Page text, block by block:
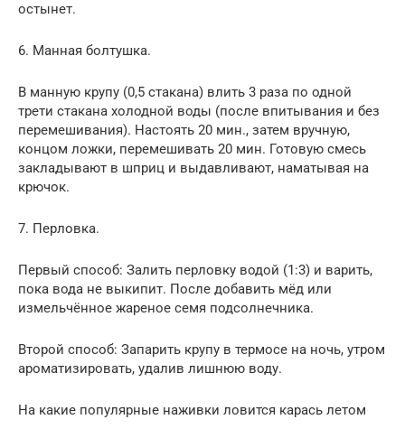
остынет.
6. Манная болтушка.
В манную крупу (0,5 стакана) влить 3 раза по одной
трети стакана холодной воды (после впитывания и без
перемешивания). Настоять 20 мин., затем вручную,
концом ложки, перемешивать 20 мин. Готовую смесь
закладывают в шприц и выдавливают, наматывая на
крючок.
7. Перловка.
Первый способ: Залить перловку водой (1:3) и варить,
пока вода не выкипит. После добавить мёд или
измельчённое жареное семя подсолнечника.
Второй способ: Запарить крупу в термосе на ночь, утром
ароматизировать, удалив лишнюю воду.
На какие популярные наживки ловится карась летом